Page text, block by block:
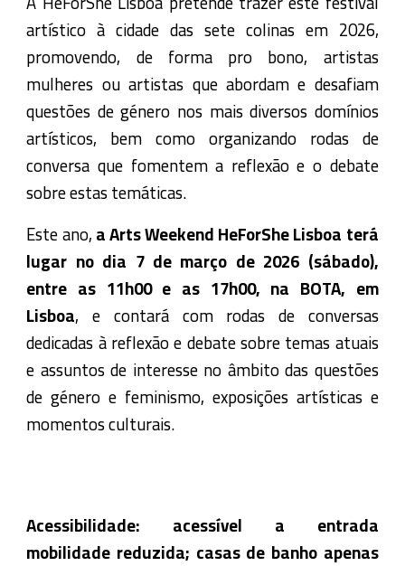
artístico à cidade das sete colinas em 2026,
promovendo, de forma pro bono, artistas
mulheres ou artistas que abordam e desafiam
questões de género nos mais diversos domínios
artísticos, bem como organizando rodas de
conversa que fomentem a reflexão e o debate
sobre estas temáticas.
Este ano,a Arts Weekend HeForShe Lisboa terá
lugar no dia 7 de março de 2026 (sábado),
entre as 11h00 e as 17h00, na BOTA, em
Lisboa, e contará com rodas de conversas
dedicadas à reflexão e debate sobre temas atuais
e assuntos de interesse no âmbito das questões
de género e feminismo, exposições artísticas e
momentos culturais.
Acessibilidade: acessível a entrada
mobilidade reduzida; casas de banho apenas